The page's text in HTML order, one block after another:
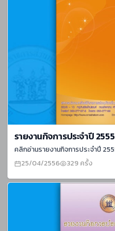
รายงานกิจการประจำปี 2555
25/04/2556
329 ครั้ง